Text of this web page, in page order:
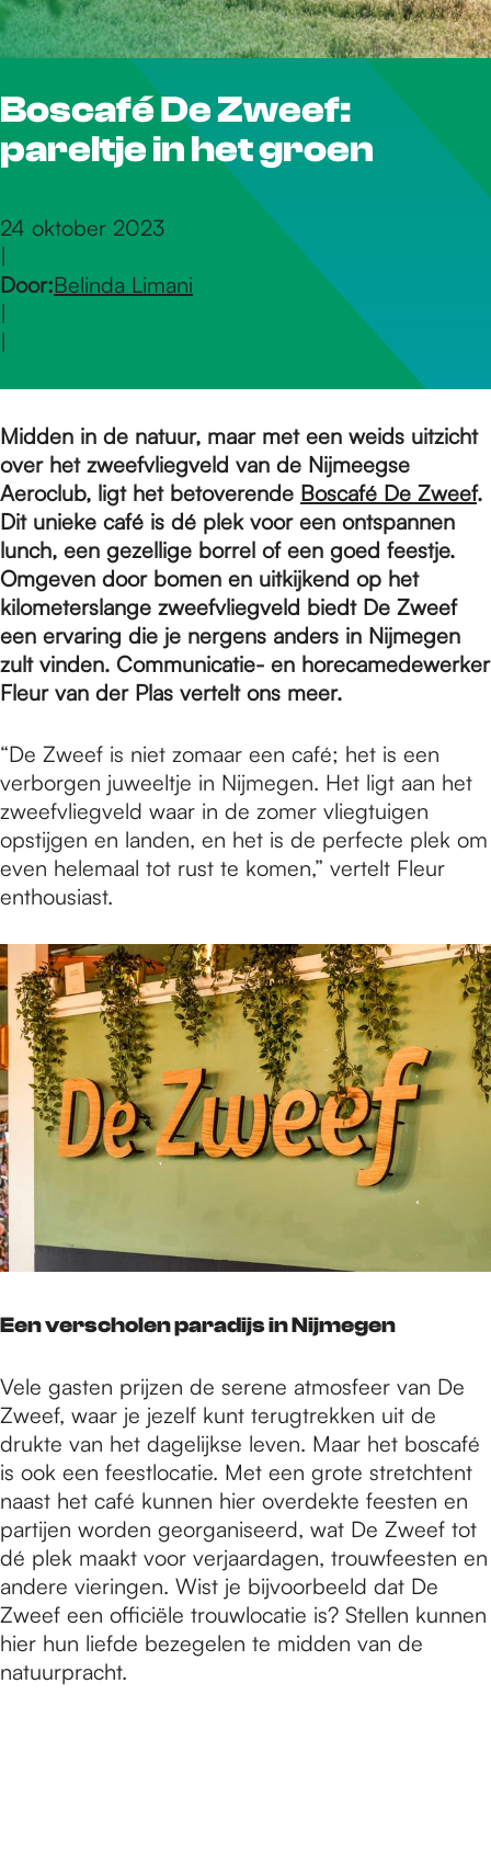
r
d
e
m
e
p
a
g
e
Boscafé De Zweef:
pareltje in het groen
24 oktober 2023
|
Door:Belinda Limani
|
|
Midden in de natuur, maar met een weids uitzicht
over het zweefvliegveld van de Nijmeegse
Aeroclub, ligt het betoverende Boscafé De Zweef.
Dit unieke café is dé plek voor een ontspannen
lunch, een gezellige borrel of een goed feestje.
Omgeven door bomen en uitkijkend op het
kilometerslange zweefvliegveld biedt De Zweef
een ervaring die je nergens anders in Nijmegen
zult vinden. Communicatie- en horecamedewerker
Fleur van der Plas vertelt ons meer.
“De Zweef is niet zomaar een café; het is een
verborgen juweeltje in Nijmegen. Het ligt aan het
zweefvliegveld waar in de zomer vliegtuigen
opstijgen en landen, en het is de perfecte plek om
even helemaal tot rust te komen,” vertelt Fleur
enthousiast.
Een verscholen paradijs in Nijmegen
Vele gasten prijzen de serene atmosfeer van De
Zweef, waar je jezelf kunt terugtrekken uit de
drukte van het dagelijkse leven. Maar het boscafé
is ook een feestlocatie. Met een grote stretchtent
naast het café kunnen hier overdekte feesten en
partijen worden georganiseerd, wat De Zweef tot
dé plek maakt voor verjaardagen, trouwfeesten en
andere vieringen. Wist je bijvoorbeeld dat De
Zweef een officiële trouwlocatie is? Stellen kunnen
hier hun liefde bezegelen te midden van de
natuurpracht.